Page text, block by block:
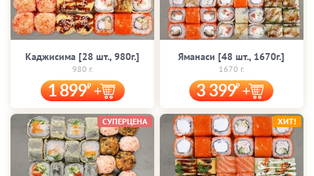
Каджисима [28 шт., 980г.]
980 г.
1 899
Яманаси [48 шт., 1670г.]
1670 г.
3 399
СУПЕРЦЕНА ХИТ!